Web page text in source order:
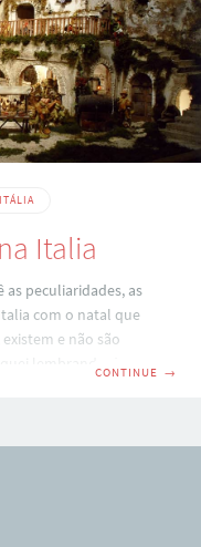
Italia
peculiaridades, as
com o natal que
e não são
CONTINUE →